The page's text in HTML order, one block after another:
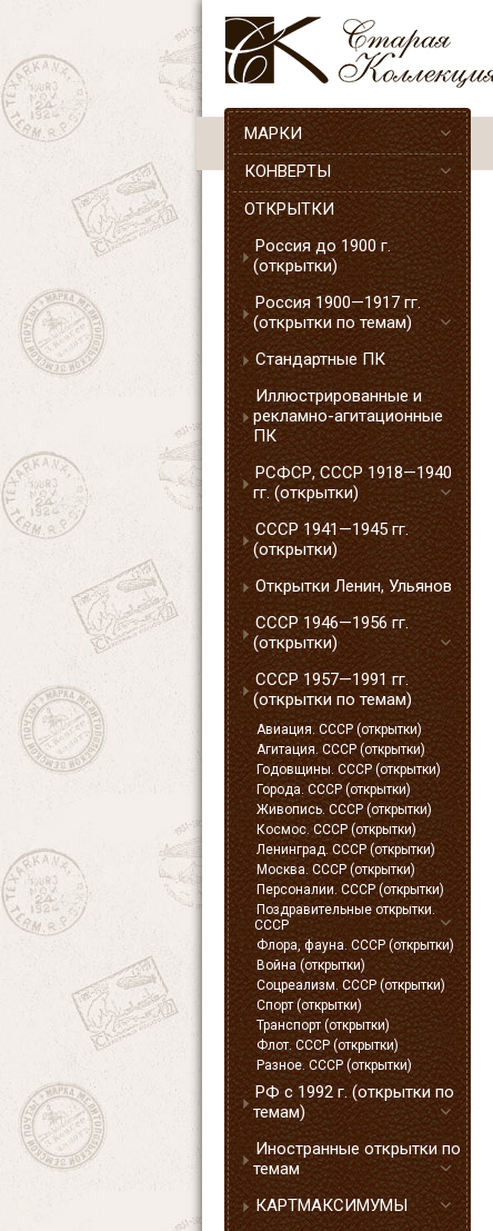
МАРКИ
КОНВЕРТЫ
ОТКРЫТКИ
Россия до 1900 г.
(открытки)
Россия 1900—1917 гг.
(открытки по темам)
Стандартные ПК
Иллюстрированные и
рекламно-агитационные
ПК
РСФСР, СССР 1918—1940
гг. (открытки)
СССР 1941—1945 гг.
(открытки)
Открытки Ленин, Ульянов
СССР 1946—1956 гг.
(открытки)
СССР 1957—1991 гг.
(открытки по темам)
Авиация. СССР (открытки)
Агитация. СССР (открытки)
Годовщины. СССР (открытки)
Города. СССР (открытки)
Живопись. СССР (открытки)
Космос. СССР (открытки)
Ленинград. СССР (открытки)
Москва. СССР (открытки)
Персоналии. СССР (открытки)
Поздравительные открытки.
СССР
Флора, фауна. СССР (открытки)
Война (открытки)
Соцреализм. СССР (открытки)
Спорт (открытки)
Транспорт (открытки)
Флот. СССР (открытки)
Разное. СССР (открытки)
РФ с 1992 г. (открытки по
темам)
Иностранные открытки по
темам
КАРТМАКСИМУМЫ